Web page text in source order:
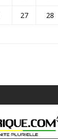
27 28